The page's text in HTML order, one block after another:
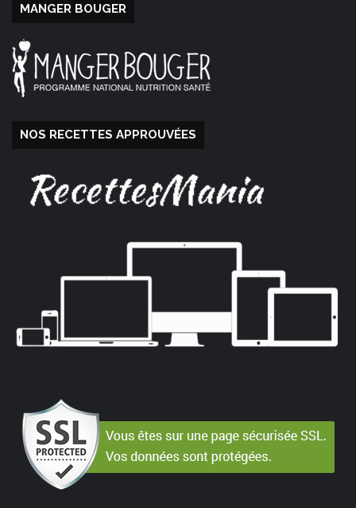
MANGER BOUGER
NOS RECETTES APPROUVÉES